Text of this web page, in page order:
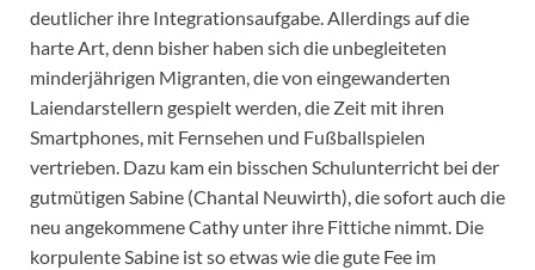
deutlicher ihre Integrationsaufgabe. Allerdings auf die
harte Art, denn bisher haben sich die unbegleiteten
minderjährigen Migranten, die von eingewanderten
Laiendarstellern gespielt werden, die Zeit mit ihren
Smartphones, mit Fernsehen und Fußballspielen
vertrieben. Dazu kam ein bisschen Schulunterricht bei der
gutmütigen Sabine (Chantal Neuwirth), die sofort auch die
neu angekommene Cathy unter ihre Fittiche nimmt. Die
korpulente Sabine ist so etwas wie die gute Fee im